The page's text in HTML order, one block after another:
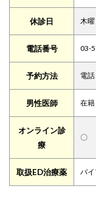
休診日 木
電話番号 03-
予約方法 電
男性医師 在籍
オンライン診
療
〇
取扱ED治療薬 バイ